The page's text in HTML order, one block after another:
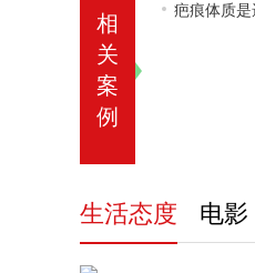
相
关
案
例
疤痕体质
生活态度 电影